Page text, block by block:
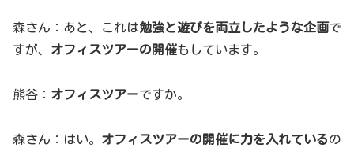
森さん：あと、これは勉強と遊びを両立したような企画で
すが、 オフィスツアーの開催もしています。
熊谷： オフィスツアーですか。
森さん：はい。 オフィスツアーの開催に力を入れているの